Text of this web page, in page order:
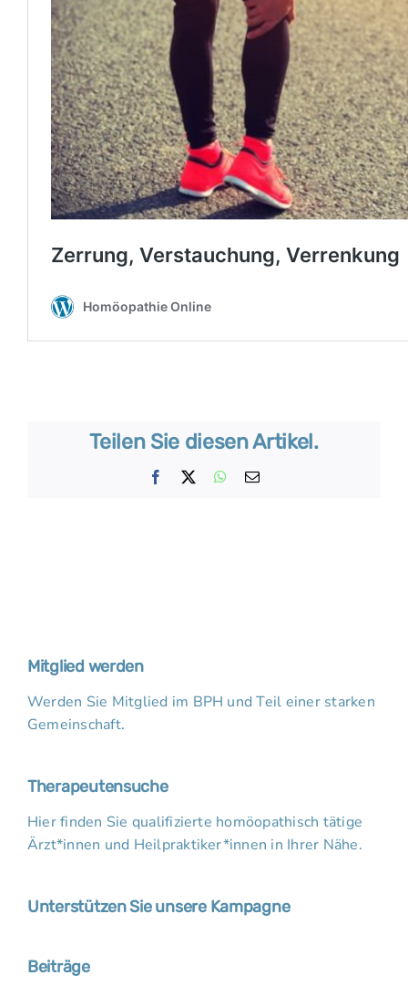
Teilen Sie diesen Artikel.
Facebook WhatsApp
E-
Mitglied werden
Werden Sie Mitglied im BPH und Teil einer starken
Gemeinschaft.
Therapeutensuche
Hier finden Sie qualifizierte homöopathisch tätige
Ärzt*innen und Heilpraktiker*innen in Ihrer Nähe.
Unterstützen Sie unsere Kampagne
Beiträge